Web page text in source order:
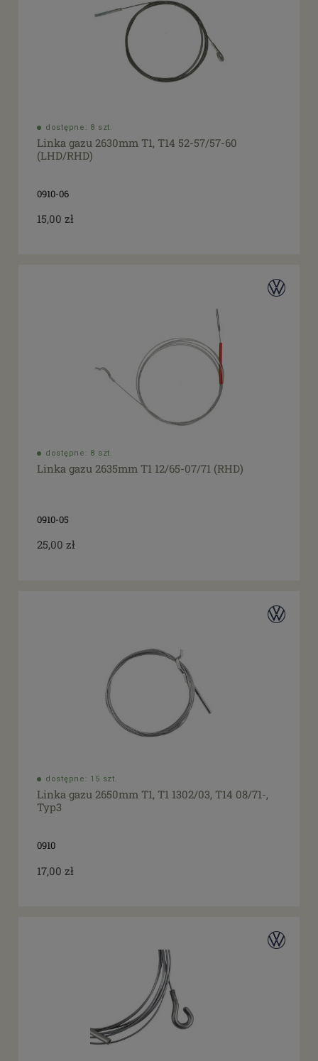
dostępne: 8 szt.
Linka gazu 2630mm T1, T14 52-57/57-60
(LHD/RHD)
0910-06
15,00 zł
dostępne: 8 szt.
Linka gazu 2635mm T1 12/65-07/71 (RHD)
0910-05
25,00 zł
dostępne: 15 szt.
Linka gazu 2650mm T1, T1 1302/03, T14 08/71-,
Typ3
0910
17,00 zł